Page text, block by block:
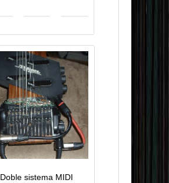
Doble sistema MIDI